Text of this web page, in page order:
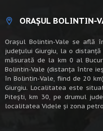
ORAȘUL BOLINTIN-
Oraşul Bolintin-Vale se află
judeţului Giurgiu, la o
măsurată de la km 0 al
Bolintin-Vale (distanța între
în Bolintin-Vale, fiind de 20
Giurgiu. Localitatea este
Piteşti, km 30, pe drumul
localitatea Videle şi zona